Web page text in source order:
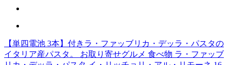
【単四電池 3本】付きラ・ファッブリカ・デッラ・パスタの
イタリア産パスタ。 お取り寄せグルメ 食べ物 ラ・ファッブ